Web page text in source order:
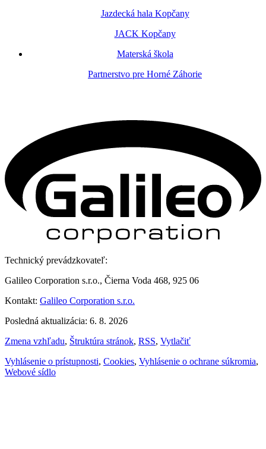
Jazdecká hala Kopčany
JACK Kopčany
Materská škola
Partnerstvo pre Horné Záhorie
Technický prevádzkovateľ:
Galileo Corporation s.r.o., Čierna Voda 468, 925 06
Kontakt: Galileo Corporation s.r.o.
Posledná aktualizácia: 6. 8. 2026
Zmena vzhľadu, Štruktúra stránok, RSS, Vytlačiť
Vyhlásenie o prístupnosti, Cookies, Vyhlásenie o ochrane súkromia,
Webové sídlo